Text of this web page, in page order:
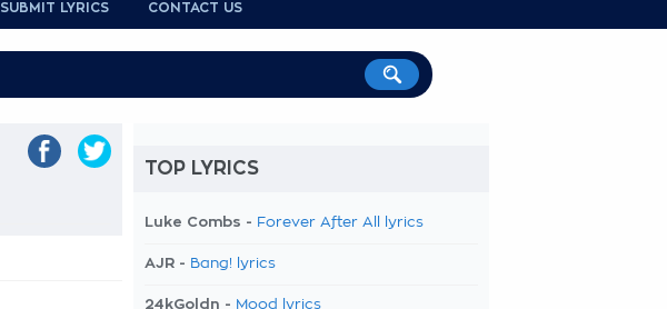
SUBMIT LYRICS CONTACT US
TOP LYRICS
Luke Combs - Forever After All lyrics
AJR - Bang! lyrics
24kGoldn - Mood lyrics